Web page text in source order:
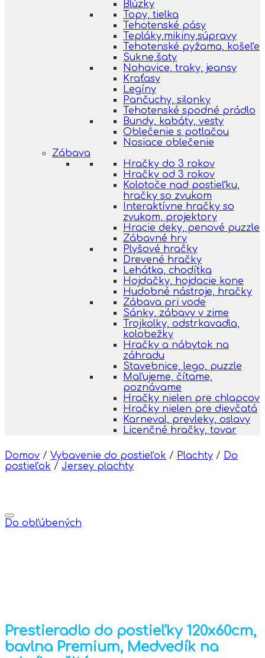
Blúzky
Topy, tielka
Tehotenské pásy
Tepláky,mikiny,súpravy
Tehotenské pyžama, košeľe
Sukne,šaty
Nohavice, traky, jeansy
Kraťasy
Legíny
Pančuchy, silonky
Tehotenské spodné prádlo
Bundy, kabáty, vesty
Oblečenie s potlačou
Nosiace oblečenie
Zábava
Hračky do 3 rokov
Hračky od 3 rokov
Kolotoče nad postieľku,
hračky so zvukom
Interaktívne hračky so
zvukom, projektory
Hracie deky, penové puzzle
Zábavné hry
Plyšové hračky
Drevené hračky
Lehátka, chodítka
Hojdačky, hojdacie kone
Hudobné nástroje, hračky
Zábava pri vode
Sánky, zábavy v zime
Trojkolky, odstrkavadla,
kolobežky
Hračky a nábytok na
záhradu
Stavebnice, lego, puzzle
Maľujeme, čítame,
poznávame
Hračky nielen pre chlapcov
Hračky nielen pre dievčatá
Karneval, prevleky, oslavy
Licenčné hračky, tovar
Domov / Vybavenie do postieľok / Plachty / Do
postieľok / Jersey plachty
Do obľúbených
Prestieradlo do postieľky 120x60cm,
bavlna Premium, Medvedík na